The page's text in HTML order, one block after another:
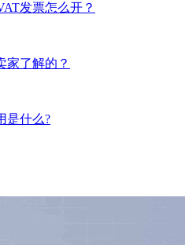
发票怎么开？
家了解的？
是什么?